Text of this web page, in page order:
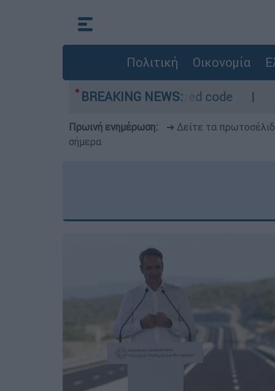
Πολιτική Οικονομία
BREAKING NEWS:
περιοχές σε red code Πέθανε σε
Πρωινή ενημέρωση: ➔ Δείτε τα
σήμερα